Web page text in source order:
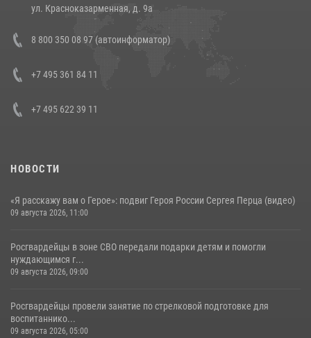
Состоялась рабочая встреча директора Росгвардии Героя России
генерала армии Виктора Золотова с заместителем полномочного
представителя Президента Российской Федерации в Северо-
Кавказском федеральном округе Виталием Кузнецовым
ул. Красноказарменная, д. 9а
8 800 350 08 97 (автоинформатор)
+7 495 361 84 11
+7 495 622 39 11
НОВОСТИ
«Я расскажу вам о Герое»: подвиг Героя России Сергея Перца (видео)
09 августа 2026, 11:00
Росгвардейцы в зоне СВО передали подарки детям и помогли
нуждающимся г...
09 августа 2026, 09:00
Росгвардейцы провели занятие по стрелковой подготовке для
воспитаннико...
09 августа 2026, 05:00